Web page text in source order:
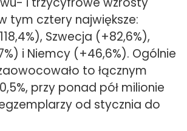
tym cztery największe:
Szwecja (+82,6%),
i Niemcy (+46,6%). Ogólnie
to łącznym
przy ponad pół milionie
od stycznia do